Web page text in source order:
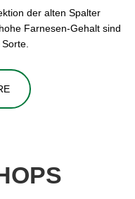
der alten Spalter
Farnesen-Gehalt sind